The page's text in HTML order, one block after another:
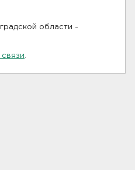
области -